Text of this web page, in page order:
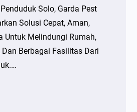
Solo, Garda Pest
Solusi Cepat, Aman,
Untuk Melindungi Rumah,
Dan Berbagai Fasilitas Dari